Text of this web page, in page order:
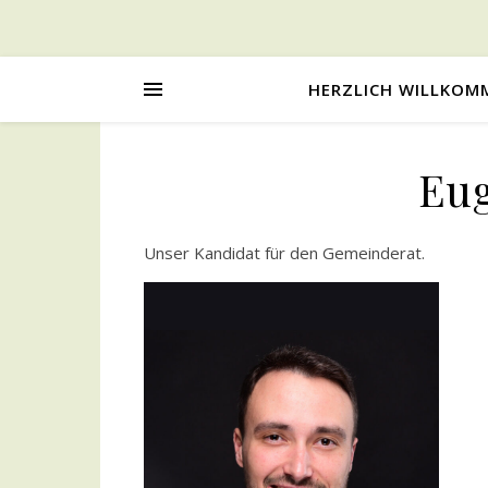
HERZLICH
Unser Kandidat für den Gemeinderat.